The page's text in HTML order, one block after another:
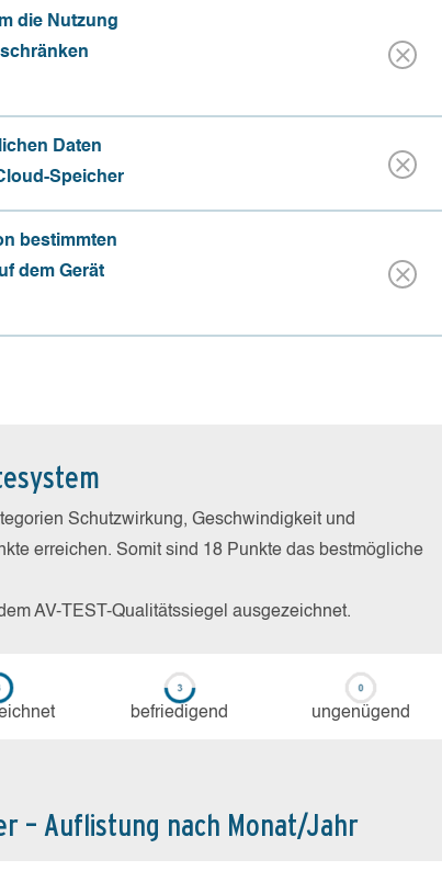
die Nutzung
Daten
Speicher
bestimmten
dem Gerät
Schutzwirkung, Geschwindigkeit und
erreichen. Somit sind 18 Punkte das bestmögliche
AV-TEST-Qualitätssiegel ausgezeichnet.
be­frie­di­gend un­ge­nü­gend
– Auflistung nach Monat/Jahr